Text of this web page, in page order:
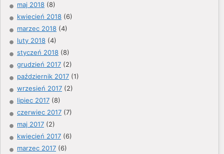
maj 2018 (8)
kwiecień 2018 (6)
marzec 2018 (4)
luty 2018 (4)
styczeń 2018 (8)
grudzień 2017 (2)
październik 2017 (1)
wrzesień 2017 (2)
lipiec 2017 (8)
czerwiec 2017 (7)
maj 2017 (2)
kwiecień 2017 (6)
marzec 2017 (6)